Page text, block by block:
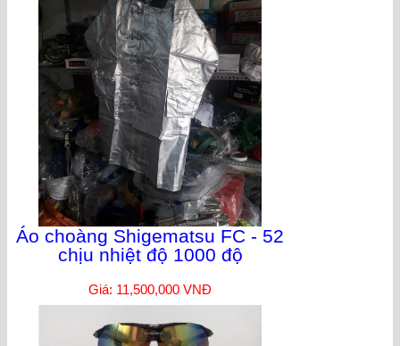
Áo choàng Shigematsu FC - 52
chịu nhiệt độ 1000 độ
Giá: 11,500,000 VNĐ